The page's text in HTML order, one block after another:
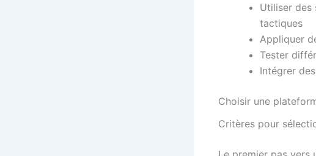
Utiliser des
tactiques
Appliquer
Tester
Intégrer
Choisir une
Critères pour